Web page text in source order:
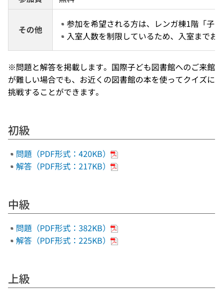
その他
参加を希望される方は、レンガ棟1階「子
入室人数を制限しているため、入室まで
※問題と解答を掲載します。国際子ども図書館へのご来館
が難しい場合でも、お近くの図書館の本を使ってクイズに
挑戦することができます。
初級
問題（PDF形式：420KB）
解答（PDF形式：217KB）
中級
問題（PDF形式：382KB）
解答（PDF形式：225KB）
上級